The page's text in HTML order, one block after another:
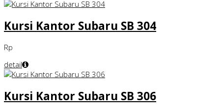
Kursi Kantor Subaru SB 304
Rp
detail
Kursi Kantor Subaru SB 306